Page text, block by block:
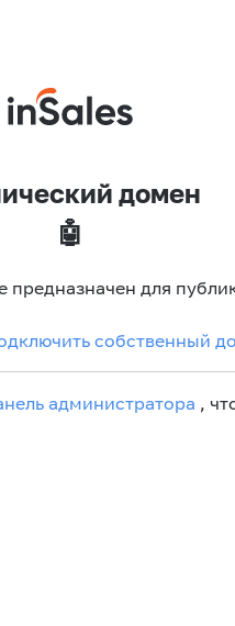
домен
🤖
предназначен для
собственный
администратора ,